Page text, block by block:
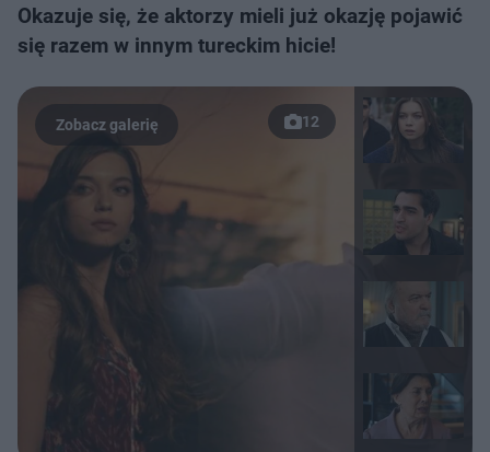
Okazuje się, że aktorzy mieli już okazję pojawić
się razem w innym tureckim hicie!
12